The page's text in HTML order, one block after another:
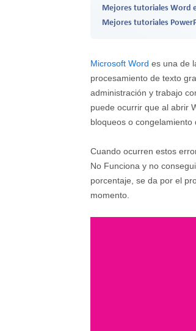
Mejores tutoriales Word
Mejores tutoriales
Microsoft Word es una de
procesamiento de texto
administración y trabajo
puede ocurrir que al abrir
bloqueos o congelamiento
Cuando ocurren estos
No Funciona y no
porcentaje, se da por el
momento.